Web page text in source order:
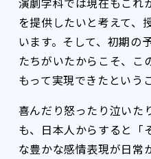
を提供したいと考えて、
います。そして、初期の
たちがいたからこそ、こ
もって実現できたという
喜んだり怒ったり泣いた
も、日本人からすると「
な豊かな感情表現が日常